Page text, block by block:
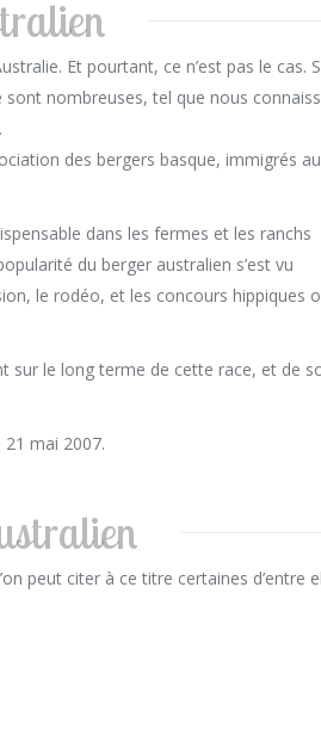
Et pourtant, ce n’est pas le cas.
nombreuses, tel que nous
des bergers basque, immigrés
dans les fermes et les ranchs
du berger australien s’est vu
le rodéo, et les concours hippiques
sur le long terme de cette race, et de
21 mai 2007.
peut citer à ce titre certaines d’entre